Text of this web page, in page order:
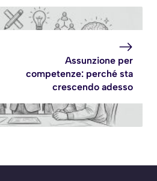
Assunzione per
competenze: perché sta
crescendo adesso